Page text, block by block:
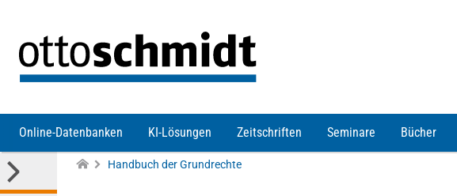
Online-Datenbanken KI-Lösungen Zeitschriften Seminare Bücher
Handbuch der Grundrechte